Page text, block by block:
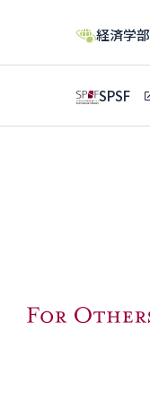
経済学部
SPSF